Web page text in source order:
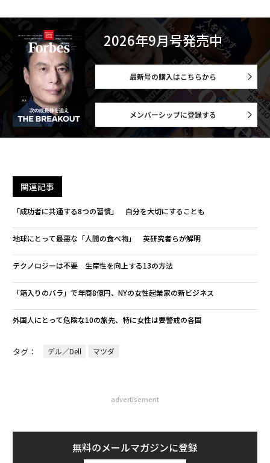
2026年9月号発売中
最新号の購入はこちらから
メンバーシップに登録する
関連記事
「成功者に共通する8つの習慣」 自分を大切にすることも
地球にとって最悪な「人間の食べ物」 英研究者らが解明
テクノロジーは不要 生産性を向上する13の方法
「箱入りのバラ」で年商8億円、NYの女性起業家の新ビジネス
外国人にとって危険な10の旅先、特に女性は要警戒の各国
タグ： デル／Dell マツダ
advertisement
無料のメールマガジンに登録